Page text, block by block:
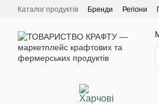
Перейти до основного контенту
Каталог продуктів Бренди Регіони